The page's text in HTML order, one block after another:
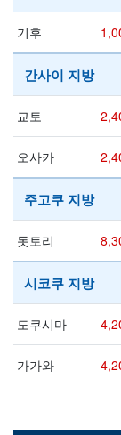
기후
간사이 지방
교토
오사카
주고쿠 지방
돗토리
시코쿠 지방
도쿠시마
가가와